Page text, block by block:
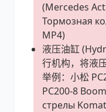
(Mercedes
Тормозная
MP4)
液压油缸
行机构，将液
举例：小松
PC200-8
стрелы